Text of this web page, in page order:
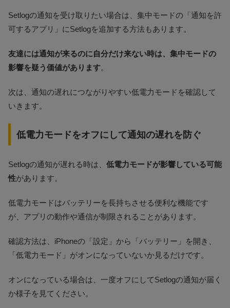
Setlogの通知を受け取りたい場合は、集中モードの「通知を許
可するアプリ」にSetlogを追加する方法もあります。
友達には通知が来るのに自分だけ来ない時は、集中モードの
影響を疑う価値があります。
次は、通知の遅れにつながりやすい低電力モードを確認して
いきます。
低電力モードをオフにして通知の遅れを防ぐ
Setlogの通知が遅れる時は、 低電力モードが影響している可能
性があります。
低電力モードはバッテリーを長持ちさせる便利な機能です
が、アプリの動作や通信が制限されることがあります。
確認方法は、iPhoneの「設定」から「バッテリー」を開き、
「低電力モード」がオンになっていないか見るだけです。
オンになっている場合は、一度オフにしてSetlogの通知が届く
か様子を見てください。